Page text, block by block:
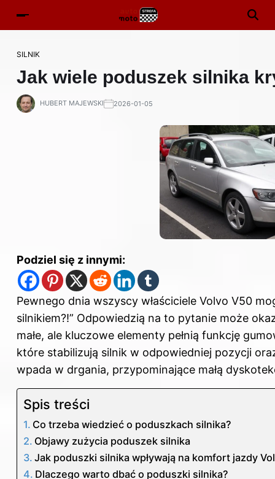
SILNIK
Jak wiele poduszek silnika
HUBERT MAJEWSKI 2026-01-05
Podziel się z innymi:
Pewnego dnia wszyscy właściciele Volvo V50
silnikiem?!” Odpowiedzią na to pytanie może
małe, ale kluczowe elementy pełnią funkcję
które stabilizują silnik w odpowiedniej pozycji
wpada w drgania, przypominające małą
Spis treści
Co trzeba wiedzieć o poduszkach silnika?
Objawy zużycia poduszek silnika
Jak poduszki silnika wpływają na komfort jazdy
Dlaczego warto dbać o poduszki silnika?